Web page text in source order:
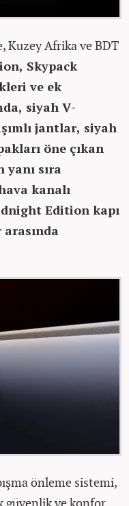
Kuzey Afrika ve BDT
Skypack
ve ek
siyah V-
jantlar, siyah
öne çıkan
sıra
kanalı
Edition kapı
önleme sistemi,
güvenlik ve konfor